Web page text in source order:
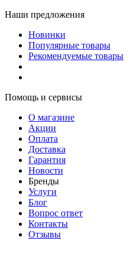
Наши предложения
Новинки
Популярные товары
Рекомендуемые товары
Помощь и сервисы
О магазине
Акции
Оплата
Доставка
Гарантия
Новости
Бренды
Услуги
Блог
Вопрос ответ
Контакты
Отзывы